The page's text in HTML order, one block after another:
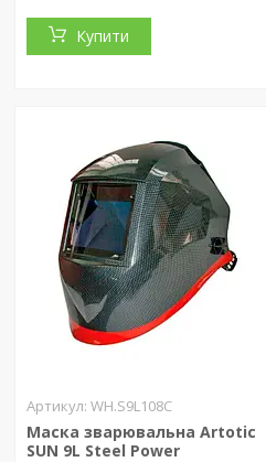
Купити
WH.S9L108C
Маска зварювальна Artotic
SUN 9L Steel Power